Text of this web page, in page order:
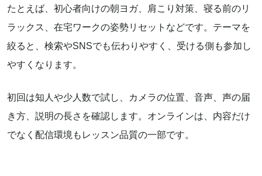
たとえば、初心者向けの朝ヨガ、肩こり対策、寝る前のリ
ラックス、在宅ワークの姿勢リセットなどです。テーマを
絞ると、検索やSNSでも伝わりやすく、受ける側も参加し
やすくなります。
初回は知人や少人数で試し、カメラの位置、音声、声の届
き方、説明の長さを確認します。オンラインは、内容だけ
でなく配信環境もレッスン品質の一部です。